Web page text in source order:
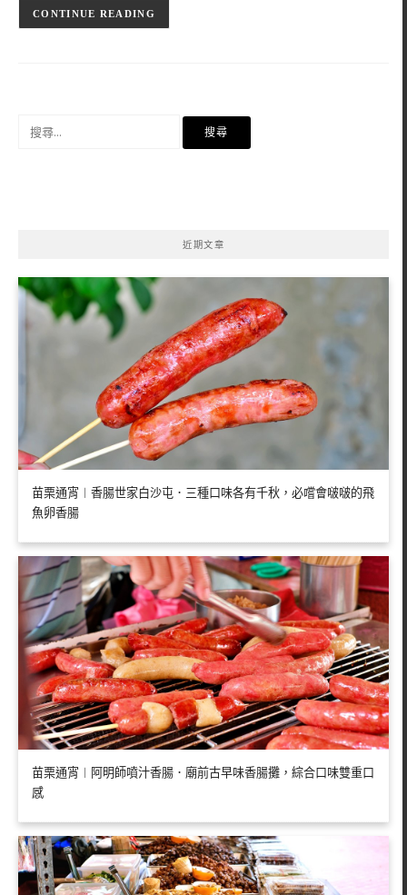
CONTINUE READING
近期文章
苗栗通宵︱香腸世家白沙屯．三種口味各有千秋，必嚐會啵啵的飛
魚卵香腸
苗栗通宵︱阿明師噴汁香腸．廟前古早味香腸攤，綜合口味雙重口
感